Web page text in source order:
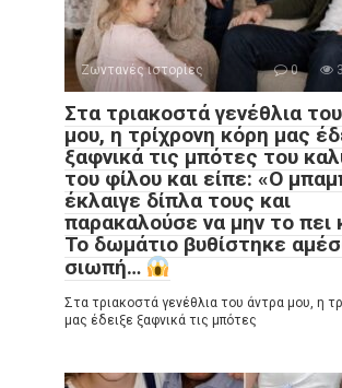
Ζωντανές ιστορίες 0
Στα τριακοστά γενέθλια
μου, η τρίχρονη κόρη μας
ξαφνικά τις μπότες του
του φίλου και είπε: «Ο
έκλαιγε δίπλα τους και
παρακαλούσε να μην το πει
Το δωμάτιο βυθίστηκε
σιωπή…
Στα τριακοστά γενέθλια του άντρα μου, η
μας έδειξε ξαφνικά τις μπότες